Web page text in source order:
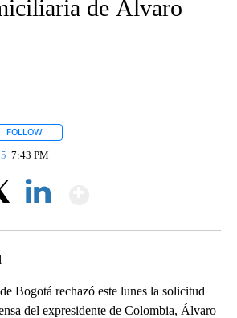
de Álvaro
FOLLOW
7:43 PM
Bogotá rechazó este lunes la solicitud
del expresidente de Colombia, Álvaro